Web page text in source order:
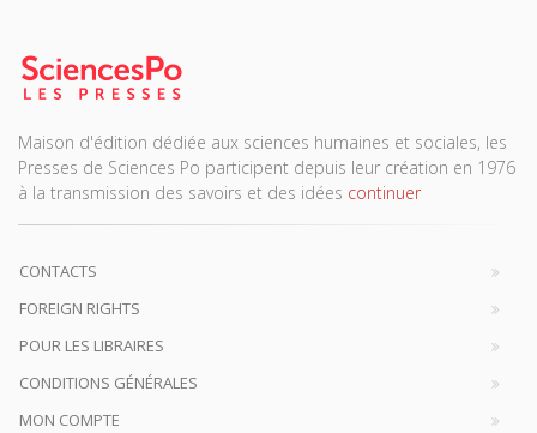
Maison d'édition dédiée aux sciences humaines et sociales, les
Presses de Sciences Po participent depuis leur création en 1976
à la transmission des savoirs et des idées continuer
CONTACTS
FOREIGN RIGHTS
POUR LES LIBRAIRES
CONDITIONS GÉNÉRALES
MON COMPTE